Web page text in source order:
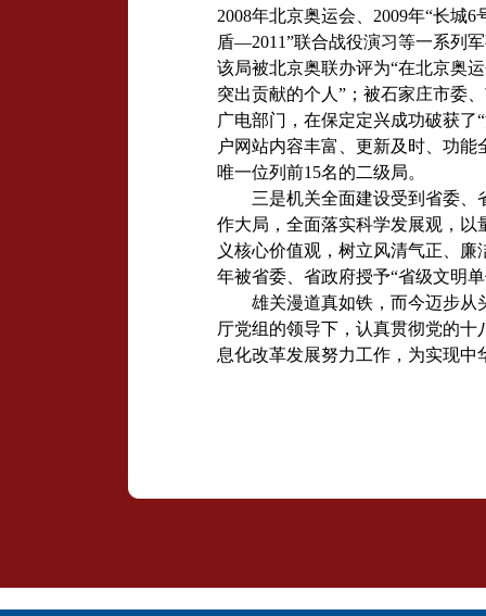
2008年北京奥运会、 2009年“长城6
盾—2011”联合战役演习等一系列
该局被北京奥联办评为“在北京奥
突出贡献的个人”；被石家庄市委
广电部门，在保定定兴成功破获
户网站内容丰富、更新及时、功
唯一位列前15名的二级局。
三是机关全面建设受到省委、
作大局，全面落实科学发展观，
义核心价值观，树立风清气正、
年被省委、省政府授予“省级文明
雄关漫道真如铁，而今迈步从
厅党组的领导下，认真贯彻党的
息化改革发展努力工作，为实现